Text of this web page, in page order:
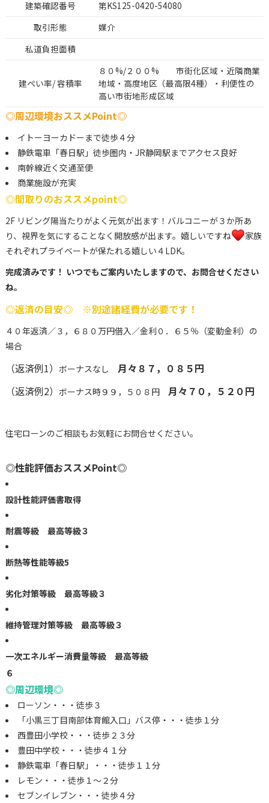
建築確認番号
第KS125-0420-54080
取引形態
媒介
私道負担面積
建ぺい率/ 容積率
８０%/２００% 市街化区域・近隣商業
地域・高度地区（最高限4種）・利便性の
高い市街地形成区域
◎周辺環境おススメPoint◎
イトーヨーカドーまで徒歩４分
静鉄電車「春日駅」徒歩圏内・JR静岡駅までアクセス良好
南幹線近く交通至便
商業施設が充実
◎間取りのおススメpoint◎
2F リビング陽当たりがよく元気が出ます！バルコニーが３か所あ
り、視界を気にすることなく開放感が出ます。嬉しいですね
家族
それぞれプライベートが保たれる嬉しい４LDK。
完成済みです！ いつでもご案内いたしますので、お問合せください
ね。
◎返済の目安◎ ※別途諸経費が必要です！
４０年返済／３，６８０万円借入／金利０．６５％（変動金利）の
場合
（返済例1） ボーナスなし 月々８７，０８５円
（返済例2） ボーナス時９９，５０８円 月々７０，５２０円
住宅ローンのご相談もお気軽にお問合せください。
◎性能評価おススメPoint◎
設計性能評価書取得
耐震等級 最高等級３
断熱等性能等級5
劣化対策等級 最高等級３
維持管理対策等級 最高等級３
一次エネルギー消費量等級 最高等級
◎周辺環境◎
ローソン・・・徒歩３
「小黒三丁目南部体育館入口」バス停・・・徒歩１分
西豊田小学校・・・徒歩２３分
豊田中学校・・・徒歩４１分
静鉄電車「春日駅」・・・徒歩１１分
レモン・・・徒歩１～２分
セブンイレブン・・・徒歩４分